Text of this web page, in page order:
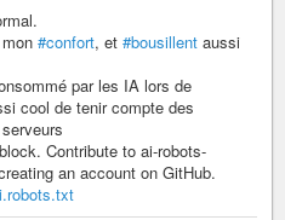
#confort, et #bousillent aussi
par les IA lors de
cool de tenir compte des
Contribute to ai-robots-
an account on GitHub.